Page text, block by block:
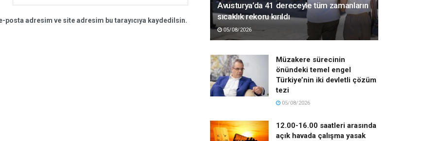
posta adresim ve site adresim bu tarayıcıya kaydedilsin.
Avusturya’da 41 dereceyle tüm zamanların
sıcaklık rekoru kırıldı
05/08/2026
Müzakere sürecinin
önündeki temel engel
Türkiye’nin iki devletli çözüm
tezi
05/08/2026
12.00-16.00 saatleri arasında
açık havada çalışma yasak